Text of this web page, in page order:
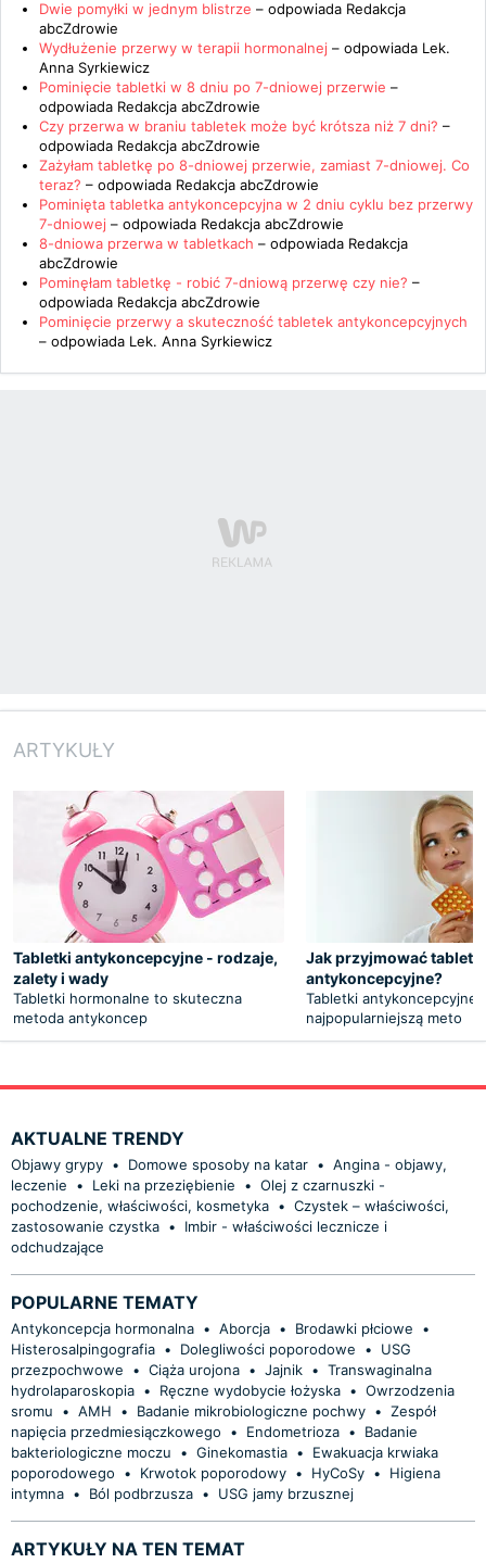
Dwie pomyłki w jednym blistrze – odpowiada Redakcja
abcZdrowie
Wydłużenie przerwy w terapii hormonalnej – odpowiada Lek.
Anna Syrkiewicz
Pominięcie tabletki w 8 dniu po 7-dniowej przerwie –
odpowiada Redakcja abcZdrowie
Czy przerwa w braniu tabletek może być krótsza niż 7 dni? –
odpowiada Redakcja abcZdrowie
Zażyłam tabletkę po 8-dniowej przerwie, zamiast 7-dniowej. Co
teraz? – odpowiada Redakcja abcZdrowie
Pominięta tabletka antykoncepcyjna w 2 dniu cyklu bez przerwy
7-dniowej – odpowiada Redakcja abcZdrowie
8-dniowa przerwa w tabletkach – odpowiada Redakcja
abcZdrowie
Pominęłam tabletkę - robić 7-dniową przerwę czy nie? –
odpowiada Redakcja abcZdrowie
Pominięcie przerwy a skuteczność tabletek antykoncepcyjnych
– odpowiada Lek. Anna Syrkiewicz
ARTYKUŁY
Tabletki antykoncepcyjne - rodzaje,
zalety i wady
Tabletki hormonalne to skuteczna
metoda antykoncep
Jak przyjmować tabletki
antykoncepcyjne?
Tabletki antykoncepcyjne
najpopularniejszą meto
AKTUALNE TRENDY
Objawy grypy • Domowe sposoby na katar • Angina - objawy,
leczenie
• Leki na przeziębienie • Olej z czarnuszki -
pochodzenie, właściwości, kosmetyka • Czystek – właściwości,
zastosowanie czystka •
Imbir - właściwości lecznicze i
odchudzające
POPULARNE TEMATY
Antykoncepcja hormonalna • Aborcja • Brodawki płciowe
•
Histerosalpingografia • Dolegliwości poporodowe •
USG
przezpochwowe
• Ciąża urojona • Jajnik • Transwaginalna
hydrolaparoskopia • Ręczne wydobycie łożyska • Owrzodzenia
sromu
• AMH • Badanie mikrobiologiczne pochwy • Zespół
napięcia przedmiesiączkowego
• Endometrioza •
Badanie
bakteriologiczne moczu
• Ginekomastia •
Ewakuacja krwiaka
poporodowego
• Krwotok poporodowy • HyCoSy •
Higiena
intymna • Ból podbrzusza • USG jamy brzusznej
ARTYKUŁY NA TEN TEMAT